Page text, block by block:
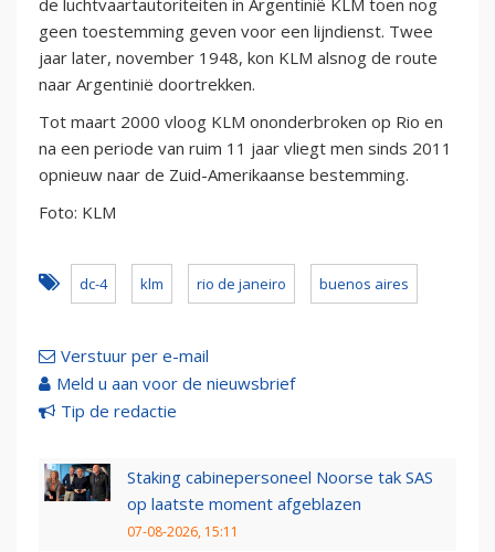
de luchtvaartautoriteiten in Argentinië KLM toen nog
geen toestemming geven voor een lijndienst. Twee
jaar later, november 1948, kon KLM alsnog de route
naar Argentinië doortrekken.
Tot maart 2000 vloog KLM ononderbroken op Rio en
na een periode van ruim 11 jaar vliegt men sinds 2011
opnieuw naar de Zuid-Amerikaanse bestemming.
Foto: KLM
dc-4 klm rio de janeiro buenos aires
Verstuur per e-mail
Meld u aan voor de nieuwsbrief
Tip de redactie
Staking cabinepersoneel Noorse tak SAS
op laatste moment afgeblazen
07-08-2026, 15:11